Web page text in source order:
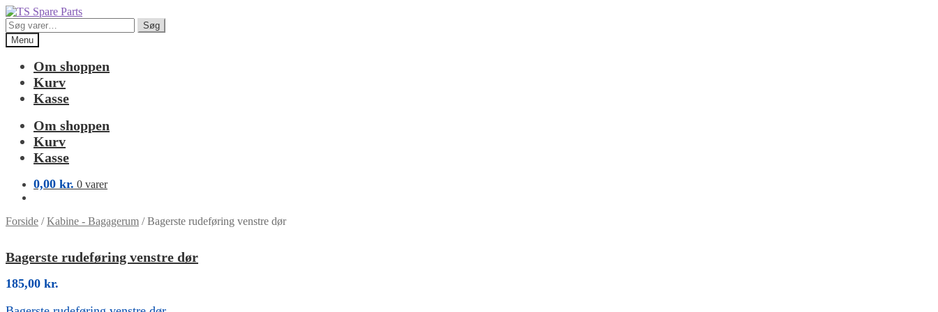
Spring
til
navigation
Spring
til
indhold
Søg
efter:
Søg
Menu
Om shoppen
Kurv
Kasse
Om shoppen
Kurv
Kasse
0,00 kr. 0 varer
Forside /Kabine - Bagagerum /Bagerste rudeføring venstre dør
Bagerste rudeføring venstre dør
185,00 kr.